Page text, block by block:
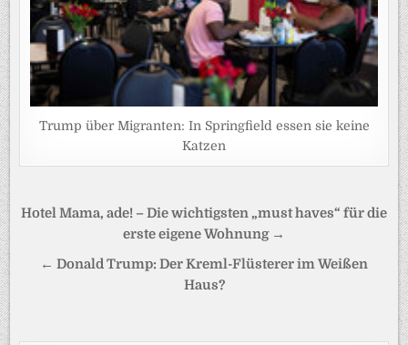
Trump über Migranten: In Springfield essen sie keine
Katzen
Beitragsnavigation
Hotel Mama, ade! – Die wichtigsten „must haves“ für die
erste eigene Wohnung →
← Donald Trump: Der Kreml-Flüsterer im Weißen
Haus?